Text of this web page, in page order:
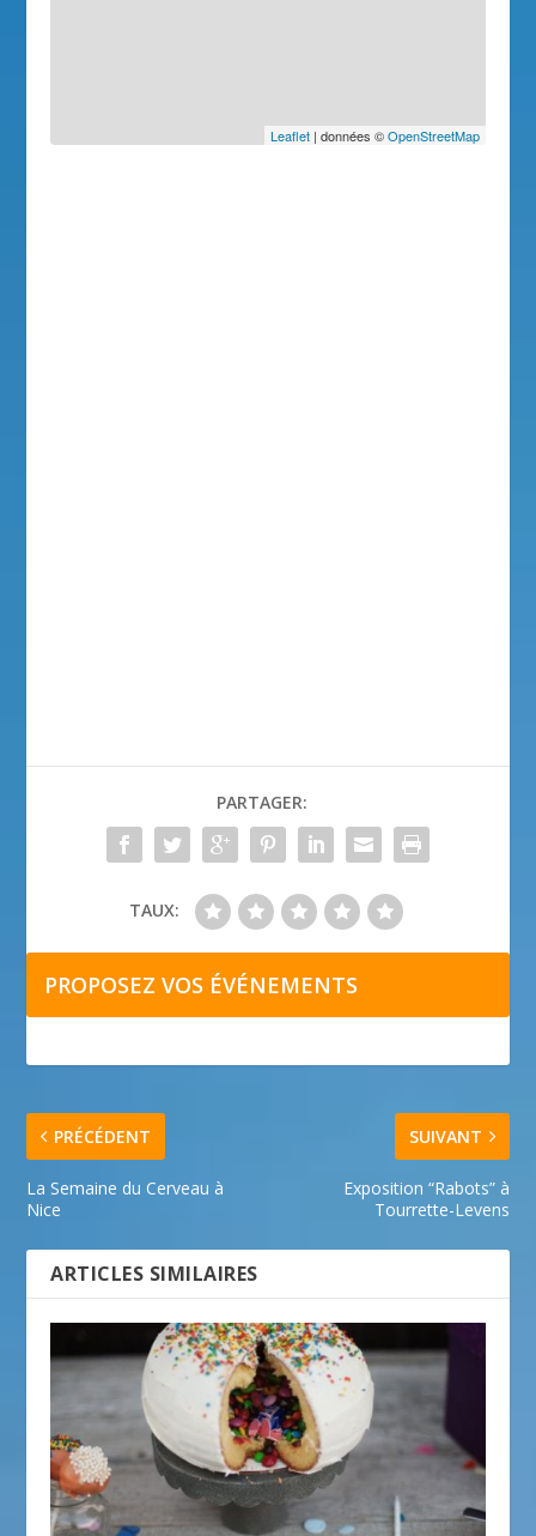
Leaflet| données ©OpenStreetMap
PARTAGER:
TAUX:
PROPOSEZ VOS ÉVÉNEMENTS
PRÉCÉDENT
La Semaine du Cerveau à
Nice
SUIVANT
Exposition “Rabots” à
Tourrette-Levens
ARTICLES SIMILAIRES